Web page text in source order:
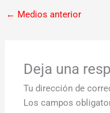
← Medios anterior
Deja una
Tu dirección de
Los campos